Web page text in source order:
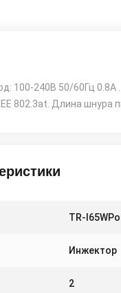
100-240В 50/60Гц
802.3at. Длина
TR-
Инжектор
2